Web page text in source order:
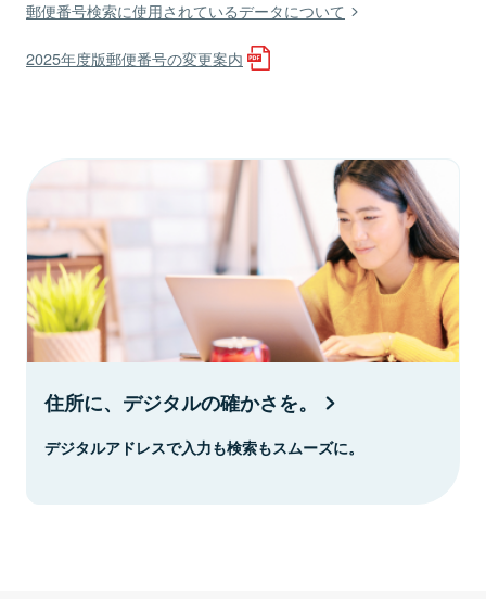
郵便番号検索に使用されているデータについて
2025年度版郵便番号の変更案内
住所に、デジタルの確かさを。
デジタルアドレスで入力も検索もスムーズに。